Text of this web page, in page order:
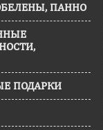
ПАННО
ПОДАРКИ